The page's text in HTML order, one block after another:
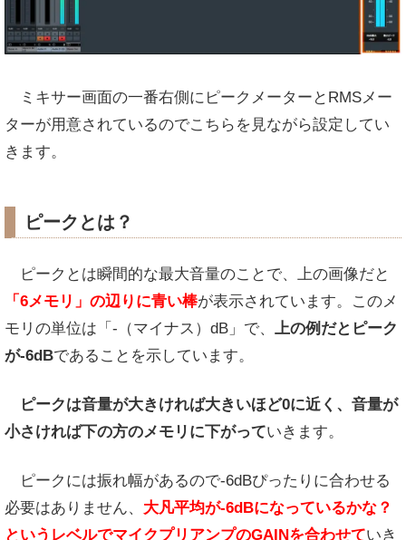
ミキサー画面の一番右側にピークメーターとRMSメー
ターが用意されているのでこちらを見ながら設定してい
きます。
ピークとは？
ピークとは瞬間的な最大音量のことで、上の画像だと
「6メモリ」の辺りに青い棒が表示されています。このメ
モリの単位は「-（マイナス）dB」で、 上の例だとピーク
が-6dBであることを示しています。
ピークは音量が大きければ大きいほど0に近く、音量が
小さければ下の方のメモリに下がっていきます。
ピークには振れ幅があるので-6dBぴったりに合わせる
必要はありません、 大凡平均が-6dBになっているかな？
というレベルでマイクプリアンプのGAINを合わせていき